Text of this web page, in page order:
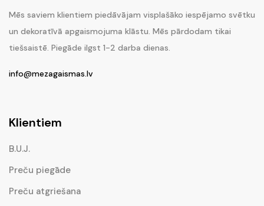
Mēs saviem klientiem piedāvājam visplašāko iespējamo svētku
un dekoratīvā apgaismojuma klāstu. Mēs pārdodam tikai
tiešsaistē. Piegāde ilgst 1-2 darba dienas.
info@mezagaismas.lv
Klientiem
B.U.J.
Preču piegāde
Preču atgriešana